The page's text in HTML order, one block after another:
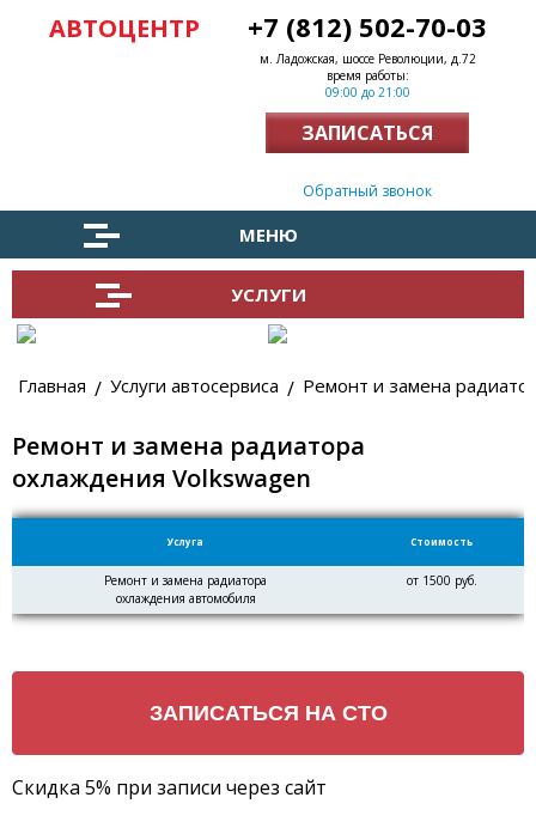
АВТОЦЕНТР +7 (812) 502-70-03
Заказать обратный звонок
м. Ладожская, шоссе Революции, д.72
время работы:
09:00 до 21:00
ЗАПИСАТЬСЯ
МЕНЮ
УСЛУГИ
Главная Услуги автосервиса Ремонт и замена
Ремонт и замена радиатора
охлаждения Volkswagen
Услуга Стоимость
Ремонт и замена радиатора
охлаждения автомобиля
от 1500 руб.
Скидка 5% при записи через сайт